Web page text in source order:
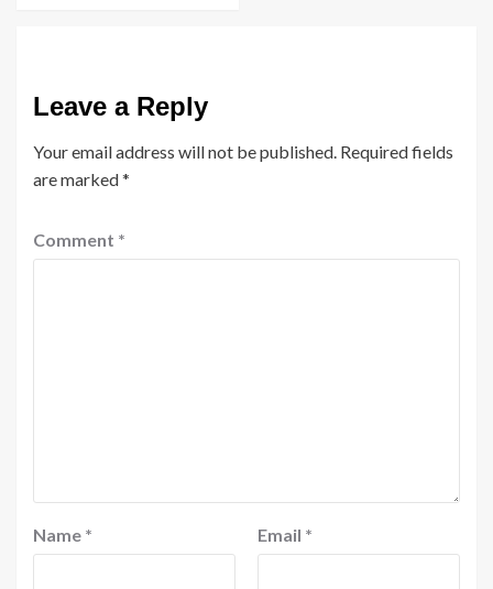
Leave a Reply
Your email address will not be published. Required fields
are marked*
Comment *
Name * Email *